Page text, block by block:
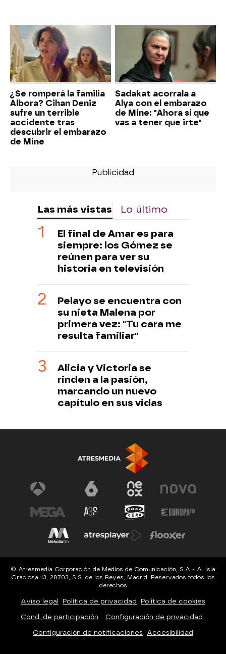
¿Se romperá la familia
Albora? Cihan Deniz
sufre un terrible
accidente tras
descubrir el embarazo
de Mine
Sadakat acorrala a
Alya con el embarazo
de Mine: "Ahora sí que
vas a tener que irte"
Las más vistas Lo último
El final de Amar es para
siempre: los Gómez se
reúnen para ver su
historia en televisión
Pelayo se encuentra con
su nieta Malena por
primera vez: "Tu cara me
resulta familiar"
Alicia y Victoria se
rinden a la pasión,
marcando un nuevo
capítulo en sus vidas
© Atresmedia Corporación de Medios de Comunicación, S.A - A. Isla
Graciosa 13, 28703, S.S. de los Reyes, Madrid. Reservados todos los
derechos
Aviso legal Política de privacidad Política de cookies
Cond. de participación Configuración de privacidad
Configuración de notificaciones Accesibilidad